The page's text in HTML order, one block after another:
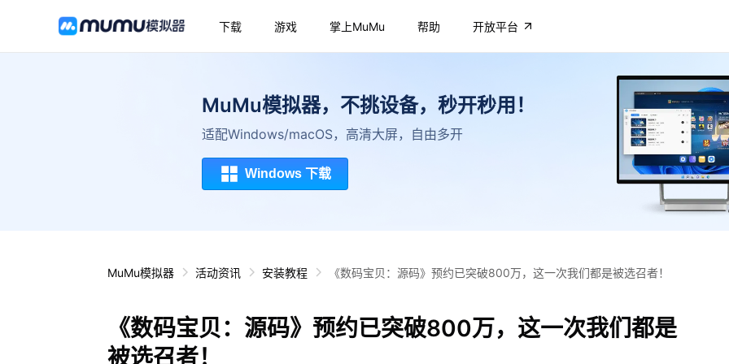
下载 游戏 掌上MuMu 帮助 开放平台
MuMu模拟器，不挑设备，秒开秒用！
适配Windows/macOS，高清大屏，自由多开
Windows 下载
MuMu模拟器 活动资讯 安装教程 《数码宝贝：源码》预约已突破800万，这一次我们都是被选召者！
《数码宝贝：源码》预约已突破800万，这一次我们都是
被选召者！